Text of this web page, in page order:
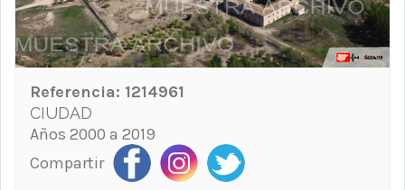
Referencia: 1214961
CIUDAD
Años 2000 a 2019
Compartir